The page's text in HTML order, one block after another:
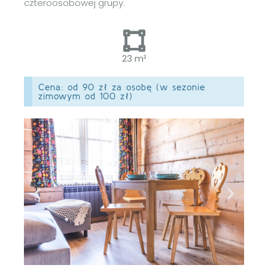
czteroosobowej grupy.
23 m²
Cena: od 90 zł za osobę (w sezonie
zimowym od 100 zł)